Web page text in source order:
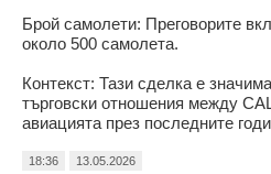
Брой самолети: Преговорите
около 500 самолета.
Контекст: Тази сделка е
търговски отношения между
авиацията през последните
18:36 13.05.2026